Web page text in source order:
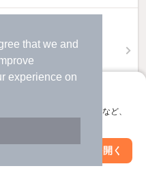
that we and
experience on
クお部屋探し
ップ検索やお気に入り保存など、
アプリを開く
ての部屋を見る
絞り込み条件を変更